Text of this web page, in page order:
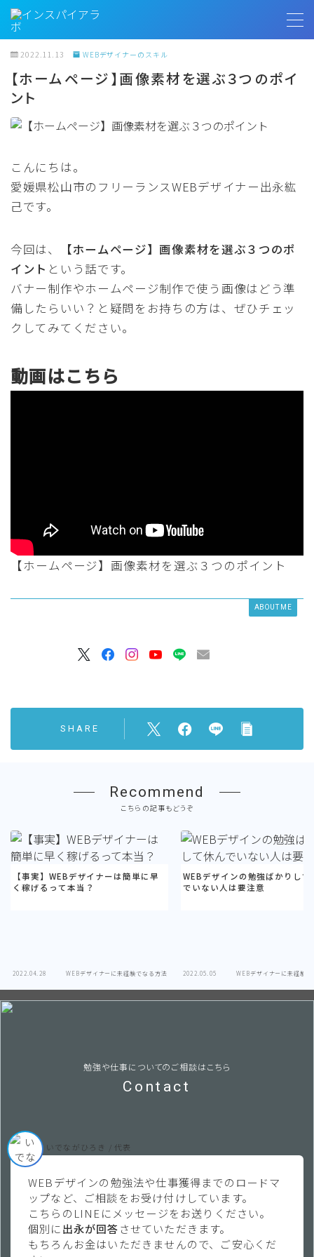
MENU
トップページ
プロフィール
お客様の声
インスパイアラボ
2022.11.13 WEBデザイナーのスキル
【ホームページ】画像素材を選ぶ３つのポイ
ント
こんにちは。
愛媛県松山市のフリーランスWEBデザイナー出永紘
己です。
今回は、
【ホームページ】画像素材を選ぶ３つのポ
イント という話です。
バナー制作やホームページ制作で使う画像はどう準
備したらいい？と疑問をお持ちの方は、ぜひチェッ
クしてみてください。
動画はこちら
【ホームページ】画像素材を選ぶ３つのポイント
ABOUT ME
SHARE
Recommend
こちらの記事もどうぞ
【事実】WEBデザイナーは簡単に早
く稼げるって本当？
2022.04.28 WEBデザイナーに未経験でなる方法
WEBデザインの勉強ばかりして
でいない人は要注意
2022.05.05 WEBデザイナーに未経験
勉強や仕事についてのご相談はこちら
Contact
WEBデザインの勉強法や仕事獲得までのロードマ
ップなど、ご相談をお受け付けしています。
こちらのLINEにメッセージをお送りください。
個別に出永が回答させていただきます。
もちろんお金はいただきませんので、ご安心くだ
いでながひろき / 代表